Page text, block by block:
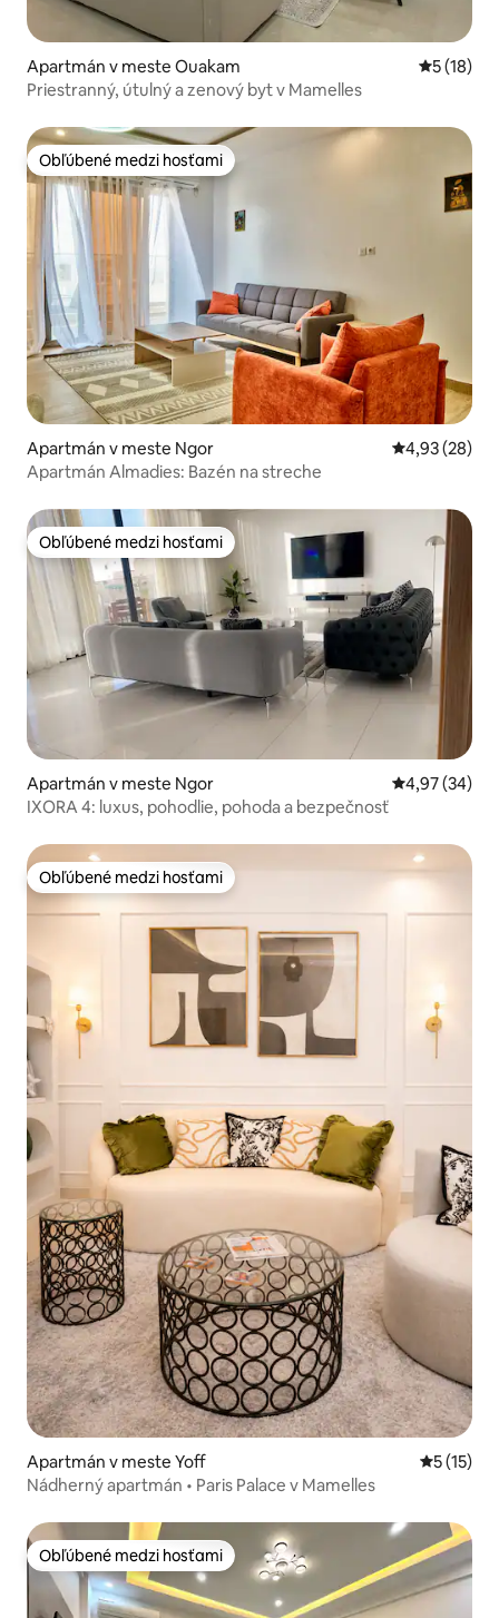
Apartmán v meste Ouakam
5 (18)
Priestranný, útulný a zenový byt v Mamelles
Obľúbené medzi hosťami
Obľúbené medzi hosťami
Apartmán v meste Ngor Priemerné
4,93 (28)
Apartmán Almadies: Bazén na streche
Obľúbené medzi hosťami
Obľúbené medzi hosťami
Apartmán v meste Ngor Priemerné
4,97 (34)
IXORA 4: luxus, pohodlie, pohoda a bezpečnosť
Obľúbené medzi hosťami
Obľúbené medzi hosťami
Apartmán v meste Yoff
5 (15)
Nádherný apartmán • Paris Palace v Mamelles
Obľúbené medzi hosťami
Obľúbené medzi hosťami